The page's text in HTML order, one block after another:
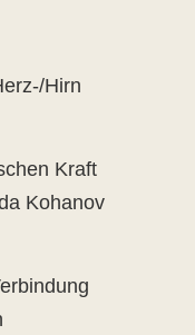
Hirn
Kraft
Kohanov